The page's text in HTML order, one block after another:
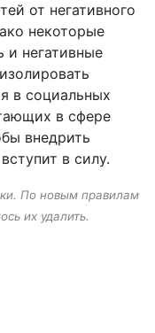
от негативного
некоторые
и негативные
в социальных
в сфере
внедрить
в силу.
По новым правилам
их удалить.